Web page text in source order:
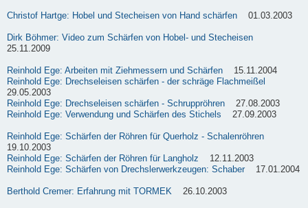
Christof Hartge: Hobel und Stecheisen von Hand schärfen 01.03.2003
Dirk Böhmer: Video zum Schärfen von Hobel- und Stecheisen
25.11.2009
Reinhold Ege: Arbeiten mit Ziehmessern und Schärfen 15.11.2004
Reinhold Ege: Drechseleisen schärfen - der schräge Flachmeißel
29.05.2003
Reinhold Ege: Drechseleisen schärfen - Schruppröhren 27.08.2003
Reinhold Ege: Verwendung und Schärfen des Stichels 27.09.2003
Reinhold Ege: Schärfen der Röhren für Querholz - Schalenröhren
19.10.2003
Reinhold Ege: Schärfen der Röhren für Langholz 12.11.2003
Reinhold Ege: Schärfen von Drechslerwerkzeugen: Schaber 17.01.2004
Berthold Cremer: Erfahrung mit TORMEK 26.10.2003